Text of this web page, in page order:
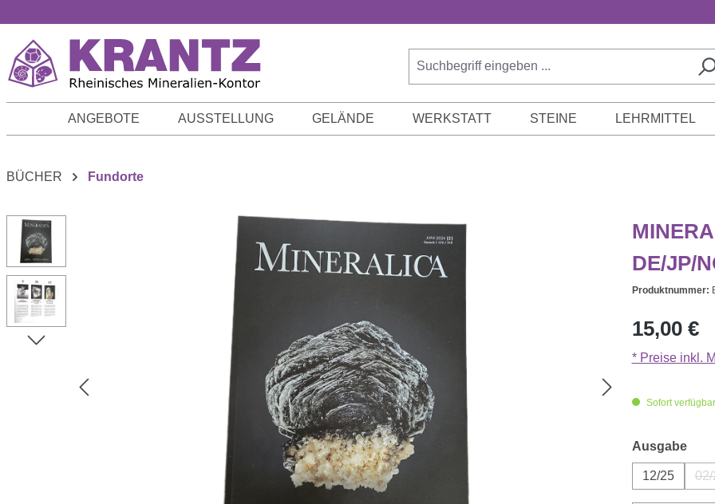
ANGEBOTE AUSSTELLUNG GELÄNDE WERKSTATT STEINE LEHRMITTEL
BÜCHER Fundorte
DE/JP/
Produktnummer:
Regulärer
15,00 €
* Preise inkl.
Sofort
Ausgabe
12/25 02/